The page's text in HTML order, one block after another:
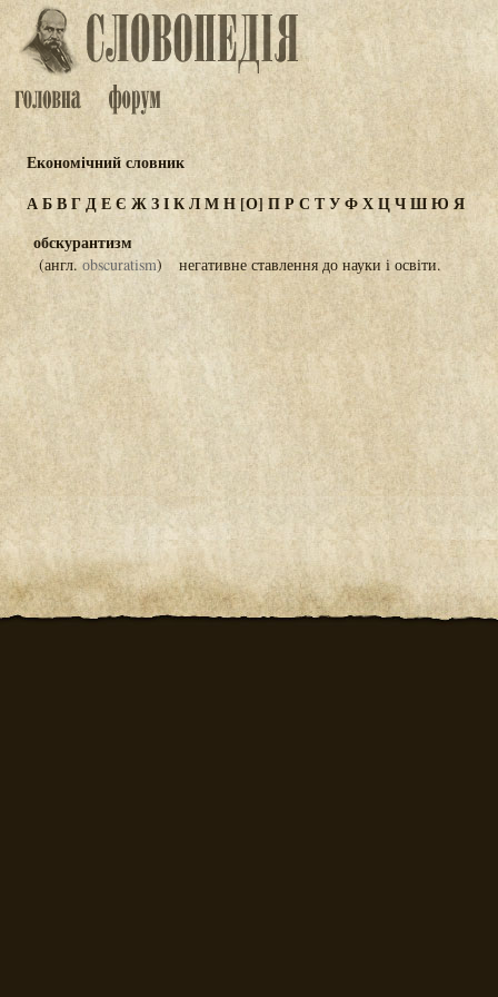
Економічний словник
АБВГДЕЄ ЖЗІКЛМН[О] ПРСТУФХЦЧШЮЯ
обскурантизм
(англ. оbscuratism) негативне ставлення до науки і освіти.